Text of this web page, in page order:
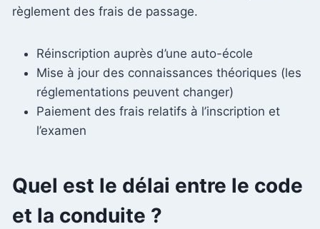
règlement des frais de passage.
Réinscription auprès d’une auto-école
Mise à jour des connaissances théoriques (les
réglementations peuvent changer)
Paiement des frais relatifs à l’inscription et
l’examen
Quel est le délai entre le code
et la conduite ?